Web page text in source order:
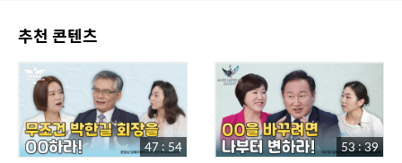
추천 콘텐츠
47 : 54 53 : 39